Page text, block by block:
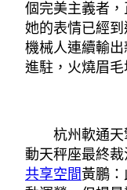
個完美主義者，
她的表情已經
機械人連續輸
進駐，火燒眉毛
杭州軟通
動天秤座最終
共享空間黃鵬